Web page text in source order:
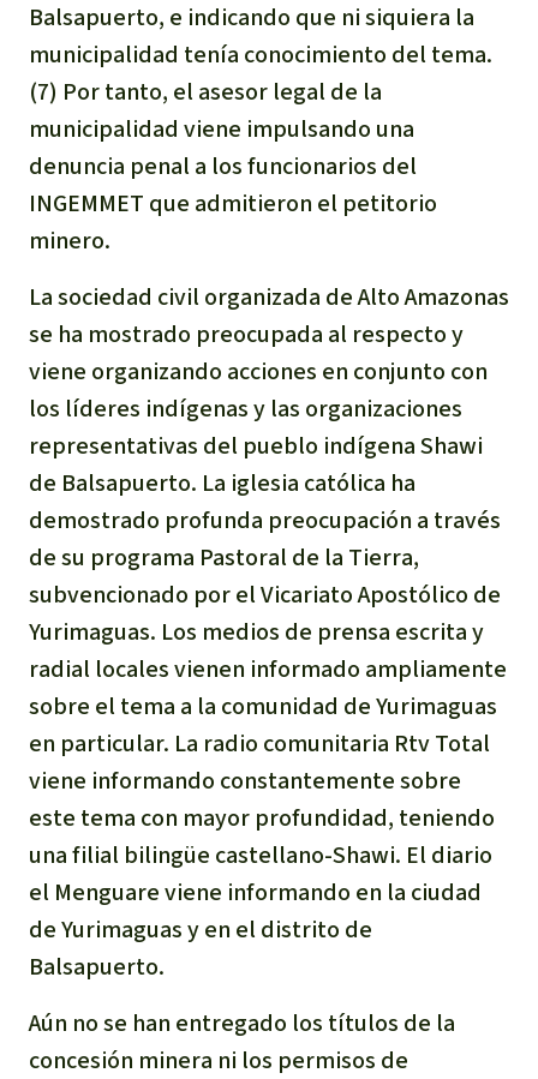
Balsapuerto, e indicando que ni siquiera la
municipalidad tenía conocimiento del tema.
(7) Por tanto, el asesor legal de la
municipalidad viene impulsando una
denuncia penal a los funcionarios del
INGEMMET que admitieron el petitorio
minero.
La sociedad civil organizada de Alto Amazonas
se ha mostrado preocupada al respecto y
viene organizando acciones en conjunto con
los líderes indígenas y las organizaciones
representativas del pueblo indígena Shawi
de Balsapuerto. La iglesia católica ha
demostrado profunda preocupación a través
de su programa Pastoral de la Tierra,
subvencionado por el Vicariato Apostólico de
Yurimaguas. Los medios de prensa escrita y
radial locales vienen informado ampliamente
sobre el tema a la comunidad de Yurimaguas
en particular. La radio comunitaria Rtv Total
viene informando constantemente sobre
este tema con mayor profundidad, teniendo
una filial bilingüe castellano-Shawi. El diario
el Menguare viene informando en la ciudad
de Yurimaguas y en el distrito de
Balsapuerto.
Aún no se han entregado los títulos de la
concesión minera ni los permisos de